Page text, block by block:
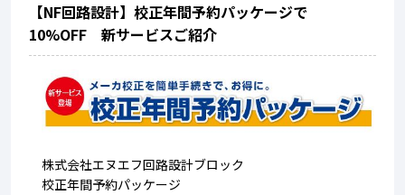
【NF回路設計】校正年間予約パッケージで
10%OFF 新サービスご紹介
株式会社エヌエフ回路設計ブロック
校正年間予約パッケージ